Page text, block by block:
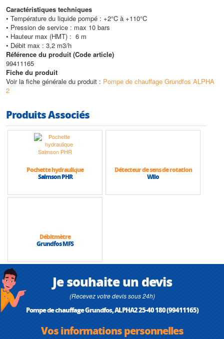
Caractéristiques techniques
• Température du liquide pompé : +2°C à +110°C
• Pression de service : max 10 bars
• Hauteur max (HMT) : 6 m
• Débit max : 3,2 m3/h
Référence du produit (Code article)
99411165
Fiche du produit
Voir la fiche générale du produit : Pompe de chauffage Grundfos ALPHA
2
Produits Associés
Pochette hydraulique
Salmson PHR
Détecteur de sens de rotation
Wilo
Débitmètre
Grundfos MFS
Je souhaite un devis
(Recevez votre devis sous 24h)
Pompe de chauffage Grundfos, ALPHA2 25-40 180 (99411165)
Vos informations personnelles